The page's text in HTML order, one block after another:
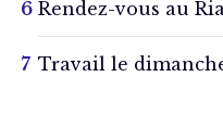
Rendez-vous au
Travail le